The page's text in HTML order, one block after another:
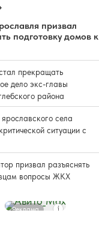
призвал
подготовку домов к
прекращать
дело экс-главы
района
села
ситуации с
призвал разъяснять
вопросы ЖКХ
Реклама